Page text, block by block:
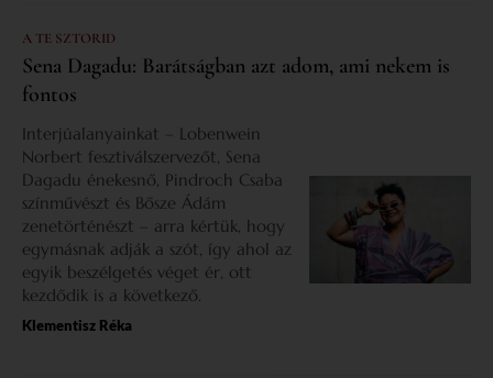
A TE SZTORID
Sena Dagadu: Barátságban azt adom, ami nekem is
fontos
Interjúalanyainkat – Lobenwein
Norbert fesztiválszervezőt, Sena
Dagadu énekesnő, Pindroch Csaba
színművészt és Bősze Ádám
zenetörténészt – arra kértük, hogy
egymásnak adják a szót, így ahol az
egyik beszélgetés véget ér, ott
kezdődik is a következő.
Klementisz Réka